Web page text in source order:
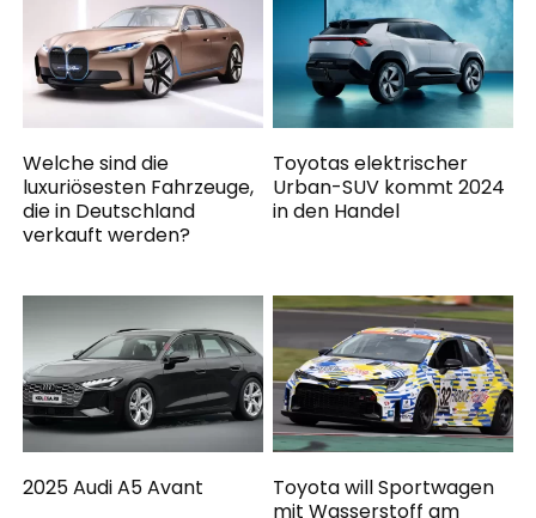
Welche sind die
luxuriösesten Fahrzeuge,
die in Deutschland
verkauft werden?
Toyotas elektrischer
Urban-SUV kommt 2024
in den Handel
2025 Audi A5 Avant
Toyota will Sportwagen
mit Wasserstoff am